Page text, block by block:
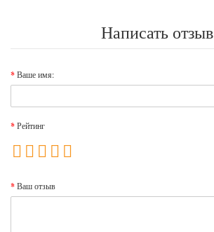
Написать отзыв
Ваше имя:
Рейтинг
Ваш отзыв